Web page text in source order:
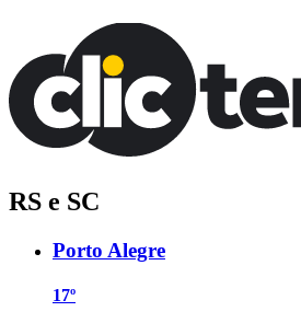
RS e SC
Porto Alegre
17º